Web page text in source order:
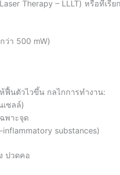
Therapy – LLLT) หรือที่เรีย
า 500 mW)
ฟื้นตัวไวขึ้น กลไกการทำงาน:
เซลล์)
พาะจุด
substances)
ปวดคอ